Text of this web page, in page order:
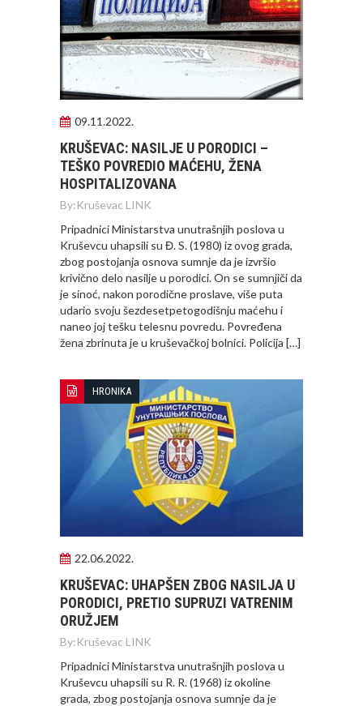
09.11.2022.
KRUŠEVAC: NASILJE U PORODICI –
TEŠKO POVREDIO MAĆEHU, ŽENA
HOSPITALIZOVANA
By:Kruševac LINK
Pripadnici Ministarstva unutrašnjih poslova u
Kruševcu uhapsili su Đ. S. (1980) iz ovog grada,
zbog postojanja osnova sumnje da je izvršio
krivično delo nasilje u porodici. On se sumnjiči da
je sinoć, nakon porodične proslave, više puta
udario svoju šezdesetpetogodišnju maćehu i
naneo joj tešku telesnu povredu. Povređena
žena zbrinuta je u kruševačkoj bolnici. Policija […]
HRONIKA
22.06.2022.
KRUŠEVAC: UHAPŠEN ZBOG NASILJA U
PORODICI, PRETIO SUPRUZI VATRENIM
ORUŽJEM
By:Kruševac LINK
Pripadnici Ministarstva unutrašnjih poslova u
Kruševcu uhapsili su R. R. (1968) iz okoline
grada, zbog postojanja osnova sumnje da je